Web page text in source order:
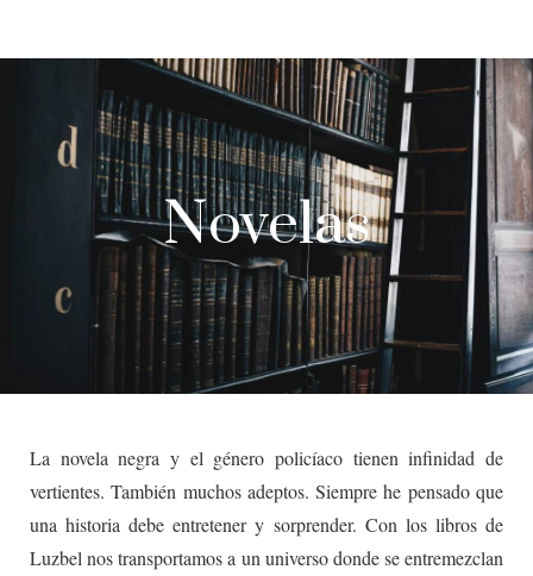
Novelas
La novela negra y el género policíaco tienen infinidad de
vertientes. También muchos adeptos. Siempre he pensado que
una historia debe entretener y sorprender. Con los libros de
Luzbel nos transportamos a un universo donde se entremezclan